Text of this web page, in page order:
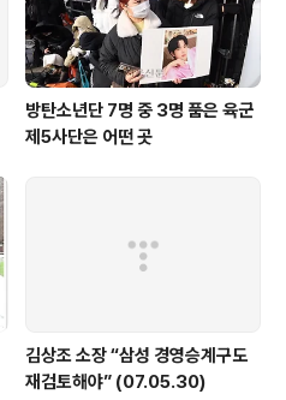
방탄소년단 7명 중 3명 품은 육군
제5사단은 어떤 곳
김상조 소장 “삼성 경영승계구도
재검토해야” (07.05.30)